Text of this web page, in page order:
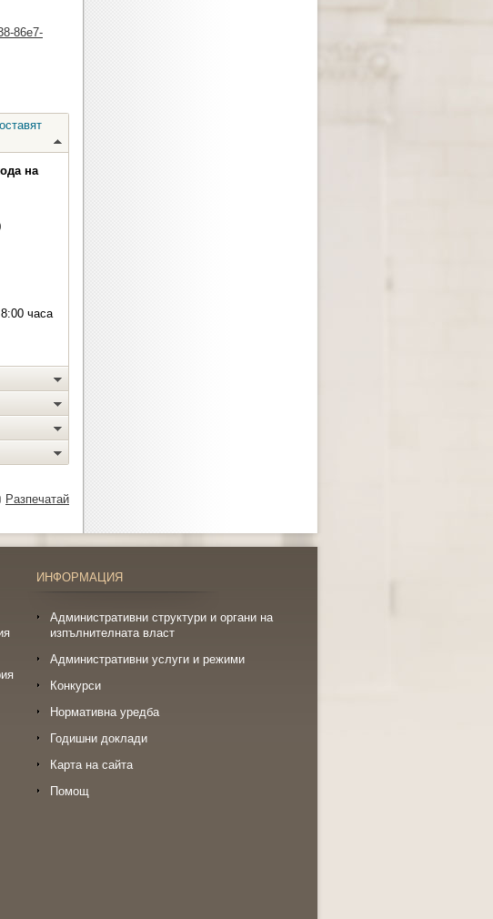
86e7-
на
часа
Разпечатай
ИНФОРМАЦИЯ
Административни структури и органи на
изпълнителната власт
Административни услуги и режими
Конкурси
Нормативна уредба
Годишни доклади
Карта на сайта
Помощ